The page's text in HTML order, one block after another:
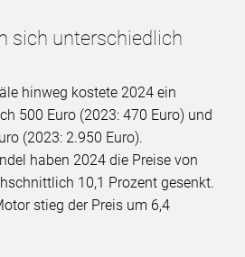
sich unterschiedlich
hinweg kostete 2024 ein
500 Euro (2023: 470 Euro) und
(2023: 2.950 Euro).
haben 2024 die Preise von
10,1 Prozent gesenkt.
stieg der Preis um 6,4